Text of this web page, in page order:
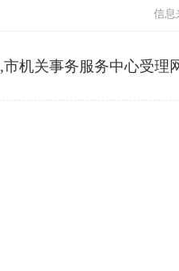
信息
,市机关事务服务中心受理